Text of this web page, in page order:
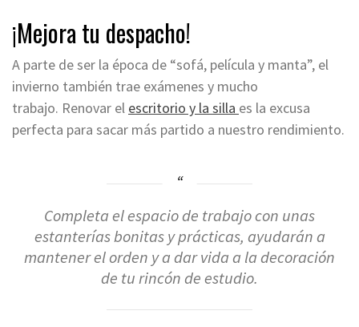
¡Mejora tu despacho!
A parte de ser la época de “sofá, película y manta”, el
invierno también trae exámenes y mucho
trabajo. Renovar el escritorio y la silla es la excusa
perfecta para sacar más partido a nuestro rendimiento.
Completa el espacio de trabajo con unas
estanterías bonitas y prácticas, ayudarán a
mantener el orden y a dar vida a la decoración
de tu rincón de estudio.